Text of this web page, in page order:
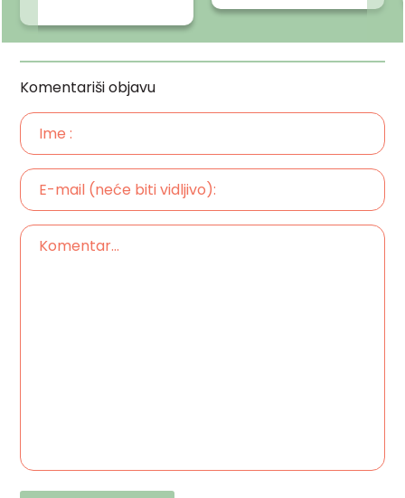
Komentariši objavu